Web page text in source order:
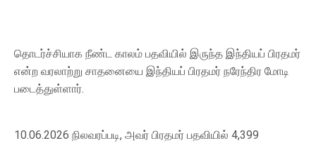
தொடர்ச்சியாக நீண்ட காலம் பதவியில் இருந்த இந்தியப் பிரதமர்
என்ற வரலாற்று சாதனையை இந்தியப் பிரதமர் நரேந்திர மோடி
படைத்துள்ளார்.
10.06.2026 நிலவரப்படி, அவர் பிரதமர் பதவியில் 4,399